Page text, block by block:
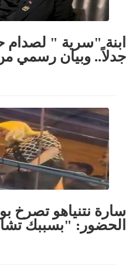
ابنة "سرية "
جدلاً.. وبيان رسمي
سارة نتنياهو تصرخ
الحضور: "بسببك